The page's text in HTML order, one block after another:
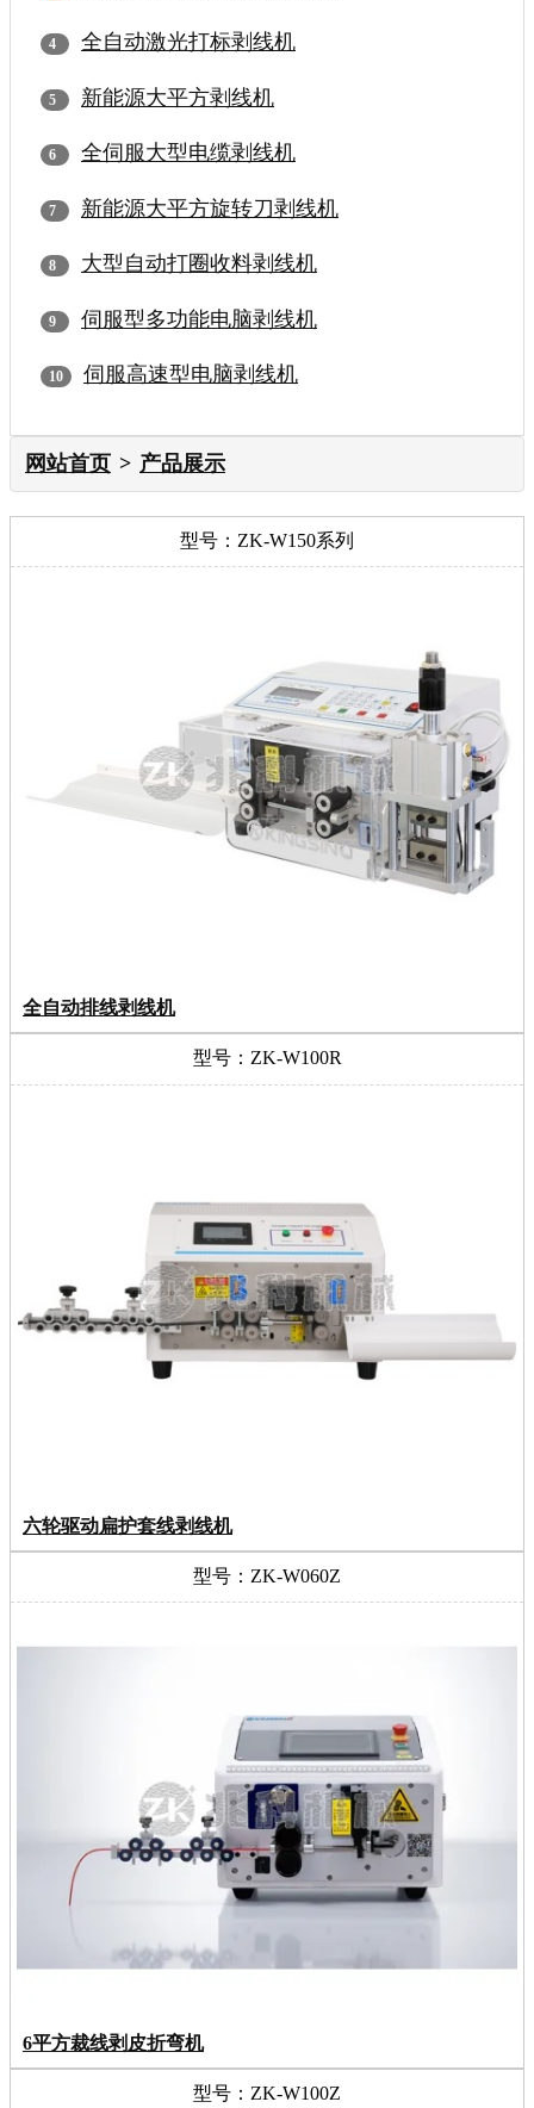
全自动激光打标剥线机
新能源大平方剥线机
全伺服大型电缆剥线机
新能源大平方旋转刀剥线机
大型自动打圈收料剥线机
伺服型多功能电脑剥线机
伺服高速型电脑剥线机
网站首页 产品展示
型号：ZK-W150系列
全自动排线剥线机
型号：ZK-W100R
六轮驱动扁护套线剥线机
型号：ZK-W060Z
6平方裁线剥皮折弯机
型号：ZK-W100Z